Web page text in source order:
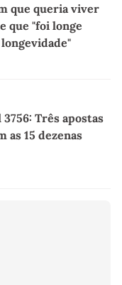
que queria viver
que "foi longe
Três apostas
as 15 dezenas